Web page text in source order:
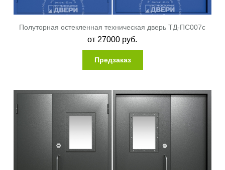
Полуторная остекленная техническая дверь ТД-ПС007c
от 27000 руб.
Предзаказ